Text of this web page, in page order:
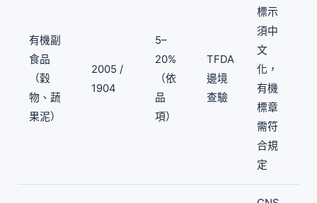
有機副
食品
（穀
物、蔬
果泥）
2005 /
1904
5–
20%
（依
品
項）
TFDA
邊境
查驗
標示
須中
文
化，
有機
標章
需符
合規
定